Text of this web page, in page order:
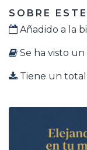
SOBRE
Añadido a la
Se ha visto
Tiene un total